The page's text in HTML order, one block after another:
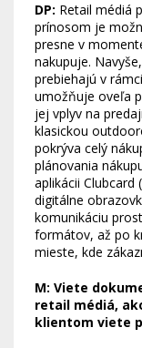
DP: Retail médiá
prínosom je
presne v
nakupuje.
prebiehajú v
umožňuje oveľa
jej vplyv na
klasickou
pokrýva celý
plánovania
aplikácii
digitálne
komunikáciu
formátov, až po
mieste, kde
M: Viete
retail médiá,
klientom viete